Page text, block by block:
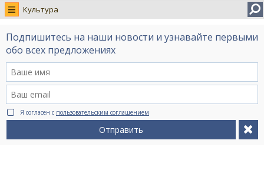
Культура
Новости
Интервью
Видео Ruso.TV
BCN life
Сервис на немецком
Подпишитесь на наши новости и узнавайте первыми
обо всех предложениях
Я согласен с пользовательским соглашением
Отправить